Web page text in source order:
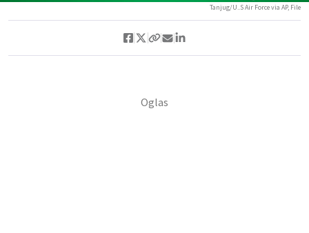
Tanjug/U..S Air Force via AP, File